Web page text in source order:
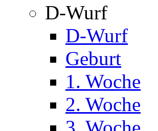
D-Wurf
D-Wurf
Geburt
1. Woche
2. Woche